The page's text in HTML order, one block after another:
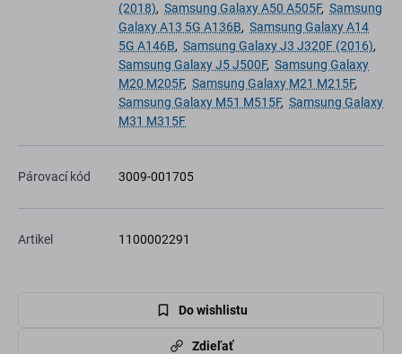
(2018), Samsung Galaxy A50 A505F, Samsung
Galaxy A13 5G A136B, Samsung Galaxy A14
5G A146B, Samsung Galaxy J3 J320F (2016),
Samsung Galaxy J5 J500F, Samsung Galaxy
M20 M205F, Samsung Galaxy M21 M215F,
Samsung Galaxy M51 M515F, Samsung Galaxy
M31 M315F
Párovací kód 3009-001705
Artikel 1100002291
Do wishlistu
Zdieľať